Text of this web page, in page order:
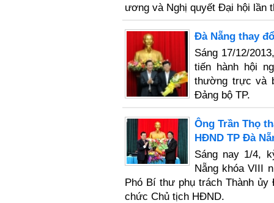
ương và Nghị quyết Đại hội lần
Đà Nẵng thay
Sáng 17/12/
tiến hành hội
thường trực và
Đảng bộ TP.
Ông Trần Thọ
HĐND TP Đà
Sáng nay 1/4,
Nẵng khóa VIII
Phó Bí thư phụ trách Thành
chức Chủ tịch HĐND.